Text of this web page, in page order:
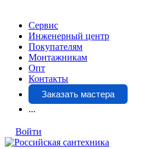
Сервис
Инженерный центр
Покупателям
Монтажникам
Опт
Контакты
Заказать мастера
...
Войти